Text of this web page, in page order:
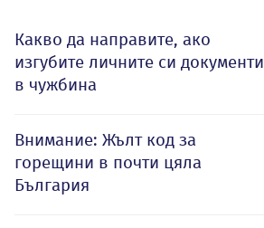
Какво да направите, ако
изгубите личните си документи
в чужбина
Внимание: Жълт код за
горещини в почти цяла
България